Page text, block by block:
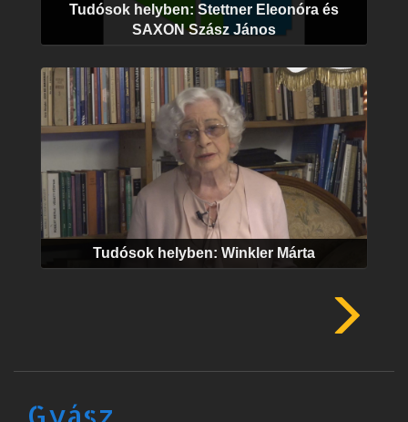
Tudósok helyben: Stettner Eleonóra és
SAXON Szász János
Tudósok helyben: Winkler Márta